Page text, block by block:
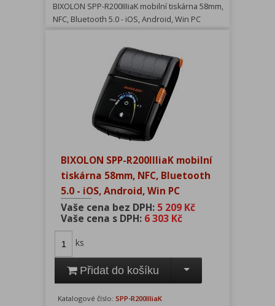
BIXOLON SPP-R200IIIiaK mobilní tiskárna 58mm,
NFC, Bluetooth 5.0 - iOS, Android, Win PC
BIXOLON SPP-R200IIIiaK mobilní
tiskárna 58mm, NFC, Bluetooth
5.0 - iOS, Android, Win PC
Vaše cena bez DPH: 5 209 Kč
Vaše cena s DPH: 6 303 Kč
ks
Přidat do košíku
Katalogové číslo: SPP-R200IIIiaK